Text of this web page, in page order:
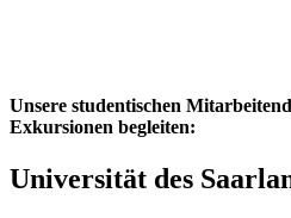
Unsere studentischen
Exkursionen begleiten:
Universität des